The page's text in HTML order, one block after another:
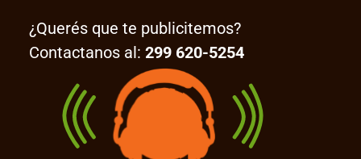
¿Querés que te publicitemos?
Contactanos al: 299 620-5254